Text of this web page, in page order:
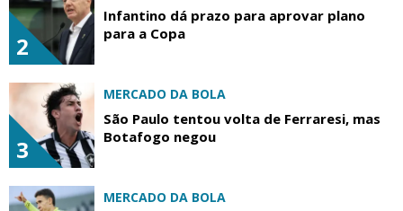
2
Infantino dá prazo para aprovar plano
para a Copa
3
MERCADO DA BOLA
São Paulo tentou volta de Ferraresi, mas
Botafogo negou
MERCADO DA BOLA